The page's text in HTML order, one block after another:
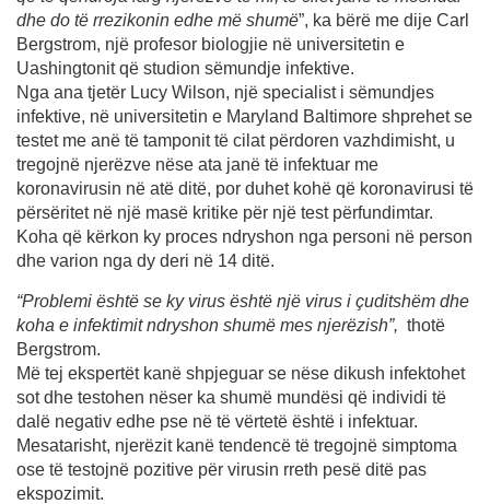
dhe do të rrezikonin edhe më shumë”, ka bërë me dije Carl
Bergstrom, një profesor biologjie në universitetin e
Uashingtonit që studion sëmundje infektive.
Nga ana tjetër Lucy Wilson, një specialist i sëmundjes
infektive, në universitetin e Maryland Baltimore shprehet se
testet me anë të tamponit të cilat përdoren vazhdimisht, u
tregojnë njerëzve nëse ata janë të infektuar me
koronavirusin në atë ditë, por duhet kohë që koronavirusi të
përsëritet në një masë kritike për një test përfundimtar.
Koha që kërkon ky proces ndryshon nga personi në person
dhe varion nga dy deri në 14 ditë.
“Problemi është se ky virus është një virus i çuditshëm dhe
koha e infektimit ndryshon shumë mes njerëzish”, thotë
Bergstrom.
Më tej ekspertët kanë shpjeguar se nëse dikush infektohet
sot dhe testohen nëser ka shumë mundësi që individi të
dalë negativ edhe pse në të vërtetë është i infektuar.
Mesatarisht, njerëzit kanë tendencë të tregojnë simptoma
ose të testojnë pozitive për virusin rreth pesë ditë pas
ekspozimit.